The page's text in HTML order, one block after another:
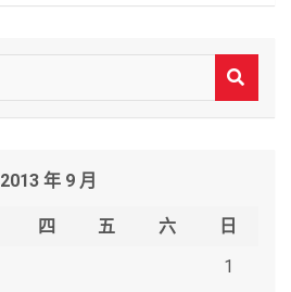
2013 年 9 月
四 五 六
日
1